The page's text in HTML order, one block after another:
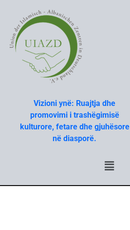
content
Vizioni ynë: Ruajtja dhe
promovimi i trashëgimisë
kulturore, fetare dhe gjuhësore
në diasporë.
Menu